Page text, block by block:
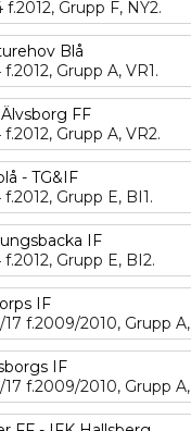
f.2012, Grupp F, NY2.
Blå
f.2012, Grupp A, VR1.
FF
f.2012, Grupp A, VR2.
- TG&IF
f.2012, Grupp E, BI1.
IF
f.2012, Grupp E, BI2.
IF
17 f.2009/2010, Grupp A,
IF
17 f.2009/2010, Grupp A,